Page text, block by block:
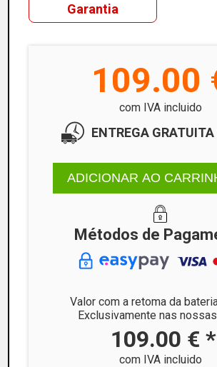
Garantia
109.00
com IVA incluido
ENTREGA
ADICIONAR AO
Métodos de
Valor com a retoma da
Exclusivamente nas
109.00 € *
com IVA incluido